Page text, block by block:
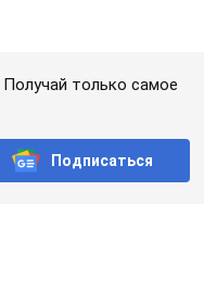
только самое
Подписаться